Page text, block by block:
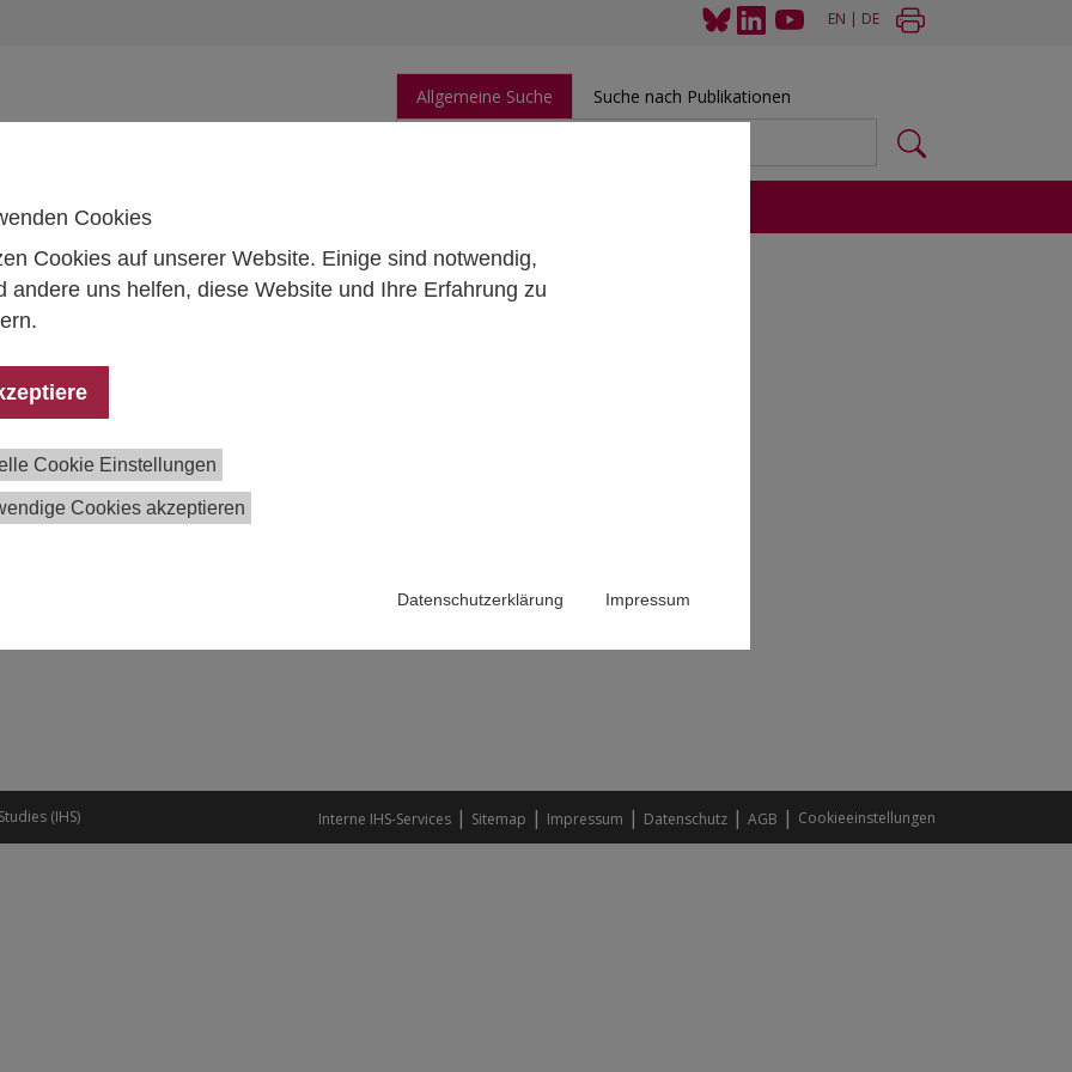
Cookies
Cookies auf unserer Website. Einige sind notwendig,
andere uns helfen, diese Website und Ihre Erfahrung zu
Cookie Einstellungen
Cookies akzeptieren
Datenschutzerklärung Impressum
EN | DE
Allgemeine Suche Suche nach Publikationen
Publikationen
T
Merkel, Library, Publications Assistant
Schallert-Zech, Library
Torggler, Library, Head of Library
(IHS) Interne IHS-Services | Sitemap | Impressum | Datenschutz | AGB | Cookieeinstellungen